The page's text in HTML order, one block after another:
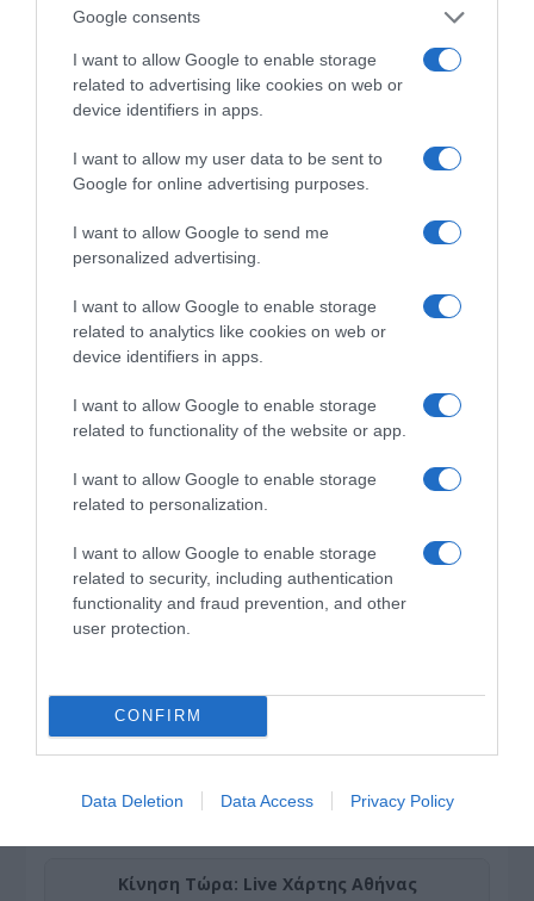
Google consents
I want to allow Google to enable storage
related to advertising like cookies on web or
device identifiers in apps.
I want to allow my user data to be sent to
Google for online advertising purposes.
I want to allow Google to send me
personalized advertising.
I want to allow Google to enable storage
related to analytics like cookies on web or
device identifiers in apps.
I want to allow Google to enable storage
related to functionality of the website or app.
I want to allow Google to enable storage
related to personalization.
I want to allow Google to enable storage
related to security, including authentication
functionality and fraud prevention, and other
user protection.
CONFIRM
Data Deletion Data Access Privacy Policy
ΡΟΗ ΕΙΔΗΣΕΩΝ
Πώς θα αποκτήσεις λαμπερό και ενυδατωμένο δέρμα
το καλοκαίρι
Ασημένιο μετάλλιο η Ρούσσου στα 800 μ. στο
Παγκόσμιο Κ20
Ν. Γρηγοράκου: Ένας «πολιτισμένος» κυβερνητικός
διάλογος
Σπ. Τσιτσίγκος: Η τρομοκρατία μετά την
«απομυθοποίησή» της
χρόνο, για να μην «μπαίνουν μέσα»
την πραγματική οικονομία
ΔΕΙΤΕ ΤΗΝ ΚΙΝΗΣΗ ΣΤΟΥΣ ΔΡΌΜΟΥΣ
Κίνηση Τώρα: Live Χάρτης Αθήνας